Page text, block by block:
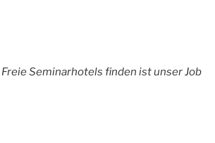
Freie Seminarhotels finden ist unser Job